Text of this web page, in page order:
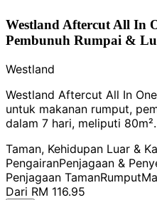
Westland Aftercut All In
Pembunuh Rumpai &
Westland
Westland Aftercut All In
untuk makanan rumput,
dalam 7 hari, meliputi 80m².
Taman, Kehidupan Luar &
PengairanPenjagaan &
Penjagaan TamanRumput
Dari RM 116.95